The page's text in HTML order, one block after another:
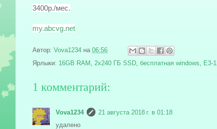
3400р./мес.
my.abcvg.net
Автор: Vova1234 на 06:56
Ярлыки: 16GB RAM 2x240 ГБ SSD бесплатная windows E3-
1 комментарий:
Vova1234
21 августа 2018 г. в 01:18
удалено